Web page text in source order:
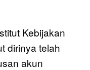
Kebijakan
dirinya telah
akun